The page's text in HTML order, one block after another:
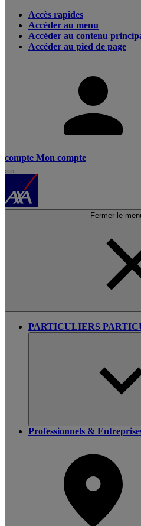
Accès rapides
Accéder au menu
Accéder au contenu
Accéder au pied de page
compte Mon compte
Fermer le
PARTICULIERS
Professionnels &